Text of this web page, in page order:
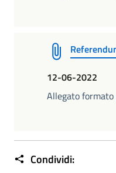
12-06-2022
Allegato formato
Condividi: